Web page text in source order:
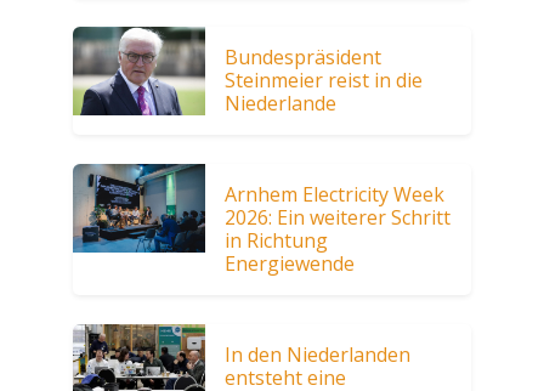
Bundespräsident
Steinmeier reist in die
Niederlande
Arnhem Electricity Week
2026: Ein weiterer Schritt
in Richtung
Energiewende
In den Niederlanden
entsteht eine